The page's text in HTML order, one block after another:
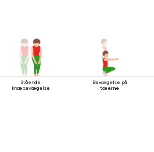
Stående
knæbevægelse
Bevægelse på
tæerne